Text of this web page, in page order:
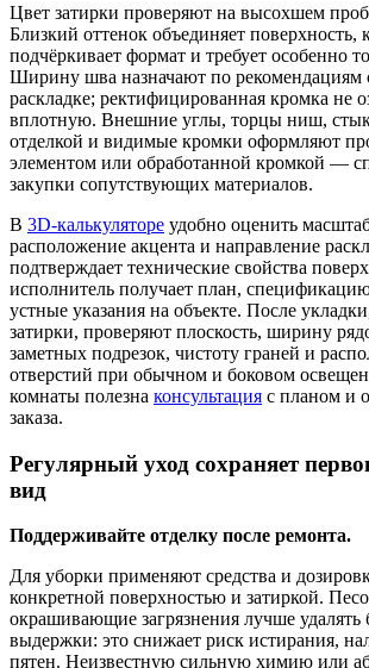
Цвет затирки проверяют на высохшем
Близкий оттенок объединяет поверхность,
подчёркивает формат и требует особенно
Ширину шва назначают по рекомендациям
раскладке; ректифицированная кромка не
вплотную. Внешние углы, торцы ниш,
отделкой и видимые кромки оформляют
элементом или обработанной кромкой —
закупки сопутствующих материалов.
В 3D-калькуляторе удобно оценить
расположение акцента и направление
подтверждает технические свойства
исполнитель получает план,
устные указания на объекте. После
затирки, проверяют плоскость, ширину
заметных подрезок, чистоту граней и
отверстий при обычном и боковом
комнаты полезна консультация с планом и
заказа.
Регулярный уход сохраняет
вид
Поддерживайте отделку после ремонта.
Для уборки применяют средства и
конкретной поверхностью и затиркой.
окрашивающие загрязнения лучше удалять
выдержки: это снижает риск истирания,
пятен. Неизвестную сильную химию или